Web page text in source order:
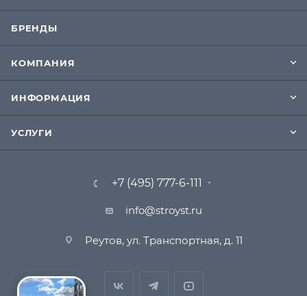
БРЕНДЫ
КОМПАНИЯ
ИНФОРМАЦИЯ
УСЛУГИ
+7 (495) 777-6-111
info@stroyst.ru
Реутов, ул. Транспортная, д. 11